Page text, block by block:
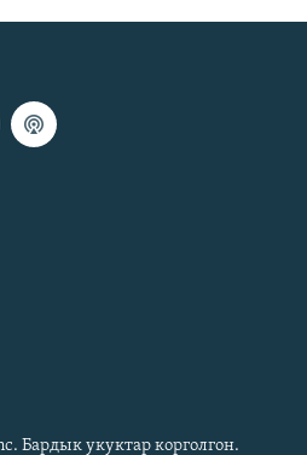
Бардык укуктар корголгон.